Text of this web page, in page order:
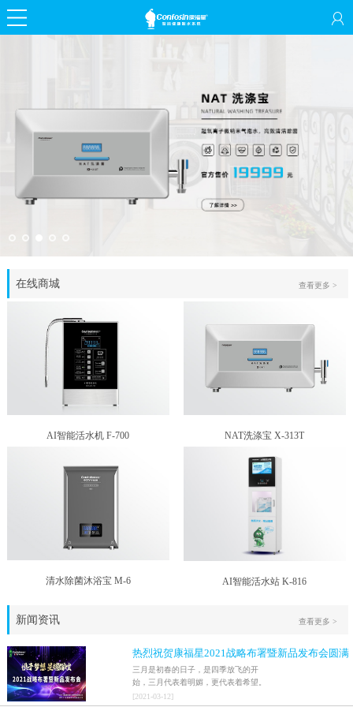
在线商城 查看更多 >
AI智能活水机 F-700 NAT洗涤宝 X-313T
清水除菌沐浴宝 M-6 AI智能活水站 K-816
新闻资讯
热烈祝贺康福星2021战略布署暨新品发布会圆满
结束！！
三月是初春的日子，是四季放飞的开
始，三月代表着明媚，更代表着希望。
2021年3月9日，家人们激情澎湃地迎来
[2021-03-12]
查看更多 >